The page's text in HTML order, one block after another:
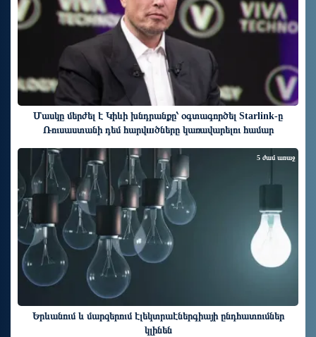
Մասկը մերժել է Կիևի խնդրանքը՝ օգտագործել Starlink-ը
Ռուսաստանի դեմ հարվшծները կառավարելու համար
Երևանում և մարզերում էլեկտրաէներգիայի ընդհատումներ
կլինեն
5 ժամ առաջ